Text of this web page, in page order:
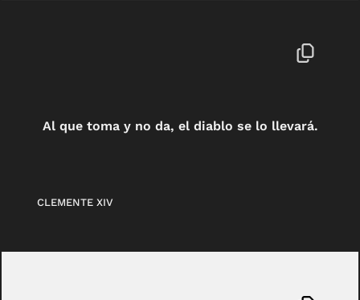
Al que toma y no da, el diablo se lo llevará.
CLEMENTE XIV